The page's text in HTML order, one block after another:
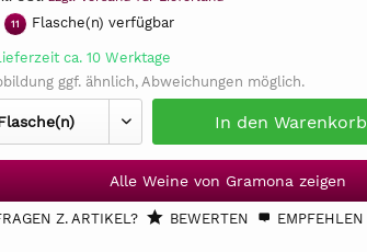
11 Flasche(n) verfügbar
ca. 10 Werktage
ggf. ähnlich, Abweichungen möglich.
In den Warenkorb
Alle Weine von Gramona zeigen
Z. ARTIKEL? BEWERTEN EMPFEHLEN